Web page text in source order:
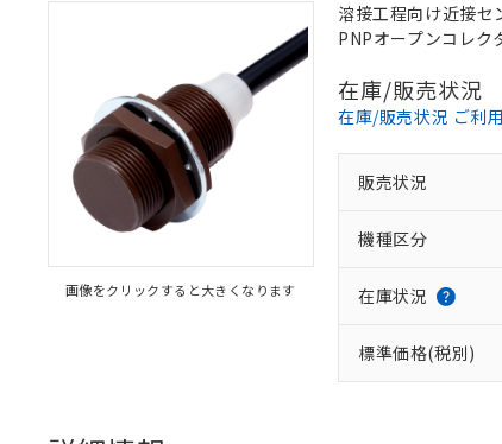
画像をクリックすると大きくなります
溶接工程向け近接
PNPオープンコレ
在庫/販売状況
在庫/販売状況 ご利
販売状況
機種区分
在庫状況
標準価格(税別)